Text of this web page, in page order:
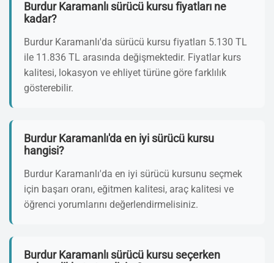
Burdur Karamanlı sürücü kursu fiyatları ne
kadar?
Burdur Karamanlı'da sürücü kursu fiyatları 5.130 TL
ile 11.836 TL arasında değişmektedir. Fiyatlar kurs
kalitesi, lokasyon ve ehliyet türüne göre farklılık
gösterebilir.
Burdur Karamanlı'da en iyi sürücü kursu
hangisi?
Burdur Karamanlı'da en iyi sürücü kursunu seçmek
için başarı oranı, eğitmen kalitesi, araç kalitesi ve
öğrenci yorumlarını değerlendirmelisiniz.
Burdur Karamanlı sürücü kursu seçerken